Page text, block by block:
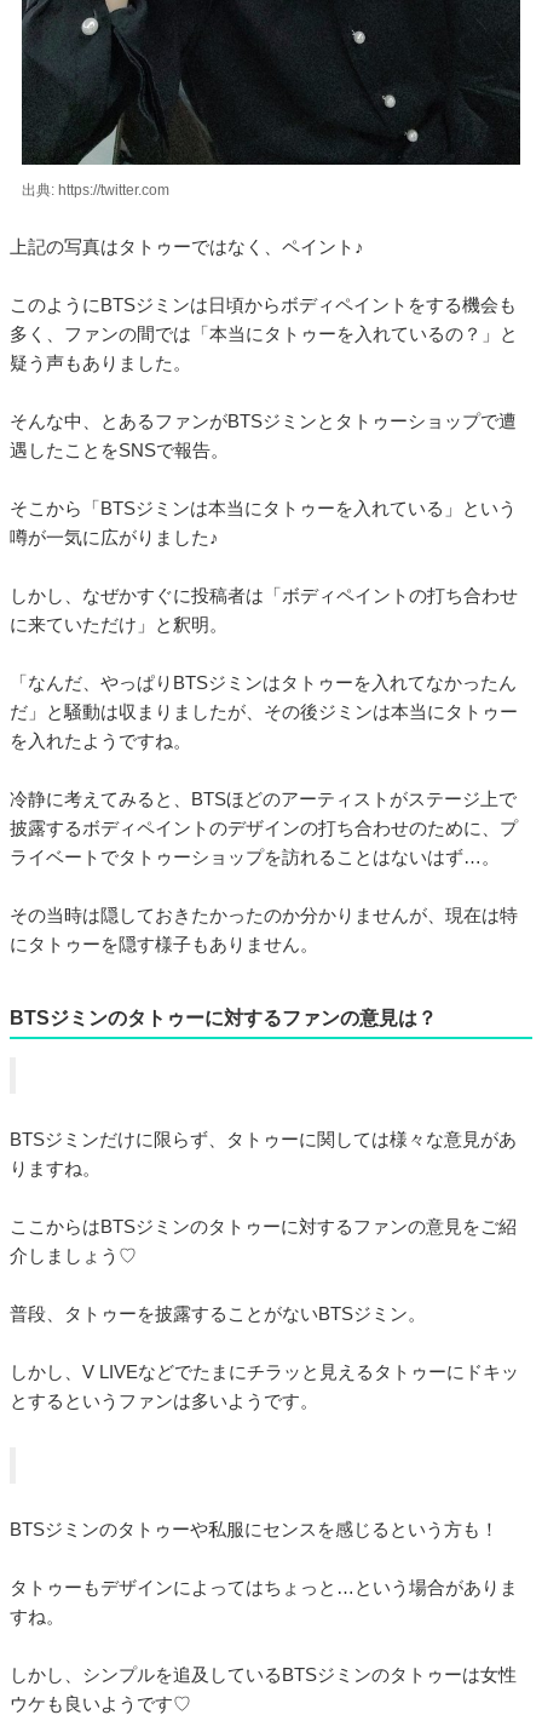
出典: https://twitter.com
上記の写真はタトゥーではなく、ペイント♪
このようにBTSジミンは日頃からボディペイントをする機会も
多く、ファンの間では「本当にタトゥーを入れているの？」と
疑う声もありました。
そんな中、とあるファンがBTSジミンとタトゥーショップで遭
遇したことをSNSで報告。
そこから「BTSジミンは本当にタトゥーを入れている」という
噂が一気に広がりました♪
しかし、なぜかすぐに投稿者は「ボディペイントの打ち合わせ
に来ていただけ」と釈明。
「なんだ、やっぱりBTSジミンはタトゥーを入れてなかったん
だ」と騒動は収まりましたが、その後ジミンは本当にタトゥー
を入れたようですね。
冷静に考えてみると、BTSほどのアーティストがステージ上で
披露するボディペイントのデザインの打ち合わせのために、プ
ライベートでタトゥーショップを訪れることはないはず…。
その当時は隠しておきたかったのか分かりませんが、現在は特
にタトゥーを隠す様子もありません。
BTSジミンのタトゥーに対するファンの意見は？
BTSジミンだけに限らず、タトゥーに関しては様々な意見があ
りますね。
ここからはBTSジミンのタトゥーに対するファンの意見をご紹
介しましょう♡
普段、タトゥーを披露することがないBTSジミン。
しかし、V LIVEなどでたまにチラッと見えるタトゥーにドキッ
とするというファンは多いようです。
BTSジミンのタトゥーや私服にセンスを感じるという方も！
タトゥーもデザインによってはちょっと…という場合がありま
すね。
しかし、シンプルを追及しているBTSジミンのタトゥーは女性
ウケも良いようです♡